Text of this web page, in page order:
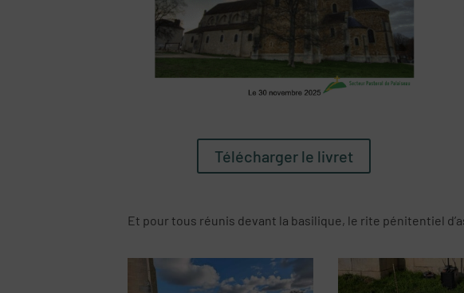
Télécharger le livret
Et pour tous réunis devant la basilique, le rite pénitentiel